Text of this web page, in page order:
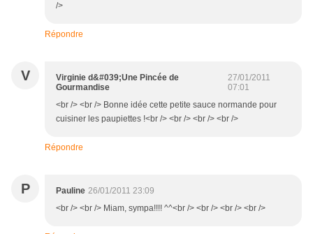
/>
Répondre
V
Virginie d&#039;Une Pincée de
Gourmandise
27/01/2011
07:01
<br /> <br /> Bonne idée cette petite sauce normande pour
cuisiner les paupiettes !<br /> <br /> <br /> <br />
Répondre
P Pauline 26/01/2011 23:09
<br /> <br /> Miam, sympa!!!! ^^<br /> <br /> <br /> <br />